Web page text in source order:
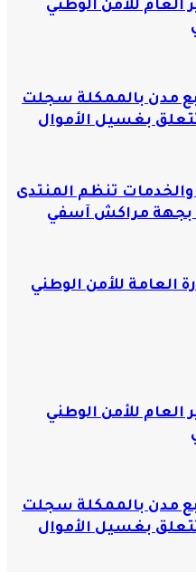
العام للأمن الوطني
مدن بالممكلة سجلت
والخدمات تنظم المنتدى
بجهة مراكش آسفي
العامة للأمن الوطني
العام للأمن الوطني
مدن بالممكلة سجلت